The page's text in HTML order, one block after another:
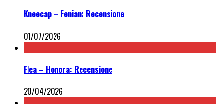
Kneecap – Fenian: Recensione
01/07/2026
Flea – Honora: Recensione
20/04/2026